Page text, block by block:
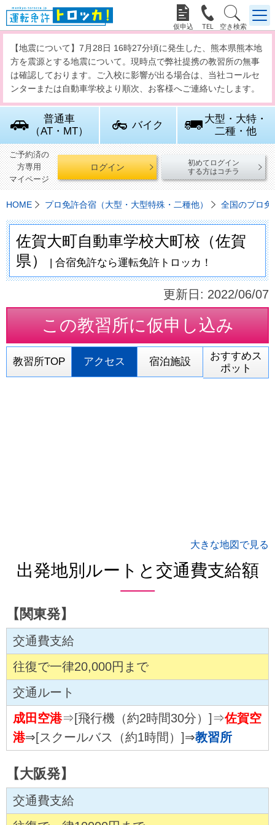
  
【地震について】7月28日 16時27分頃に発生した、熊本県熊本地
方を震源とする地震について。現時点で弊社提携の教習所の無事
は確認しております。ご入校に影響が出る場合は、当社コールセ
ンターまたは自動車学校より順次、お客様へご連絡いたします。
普通車
（AT・MT）
バイク
大型・大特・
二種・他
ご予約済の
方専用
マイページ
ログイン
初めてログイン
する方はコチラ
HOME プロ免許合宿（大型・大型特殊・二種他） 全国のプロ
佐賀大町自動車学校大町校（佐賀
県）
| 合宿免許なら運転免許トロッカ！
更新日: 2022/06/07
この教習所に仮申し込み
教習所TOP アクセス 宿泊施設
おすすめス
ポット
大きな地図で見る
出発地別ルートと交通費支給額
【関東発】
交通費支給
往復で一律20,000円まで
交通ルート
成田空港⇒[飛行機（約2時間30分）]⇒佐賀空
港⇒[スクールバス（約1時間）]⇒教習所
【大阪発】
交通費支給